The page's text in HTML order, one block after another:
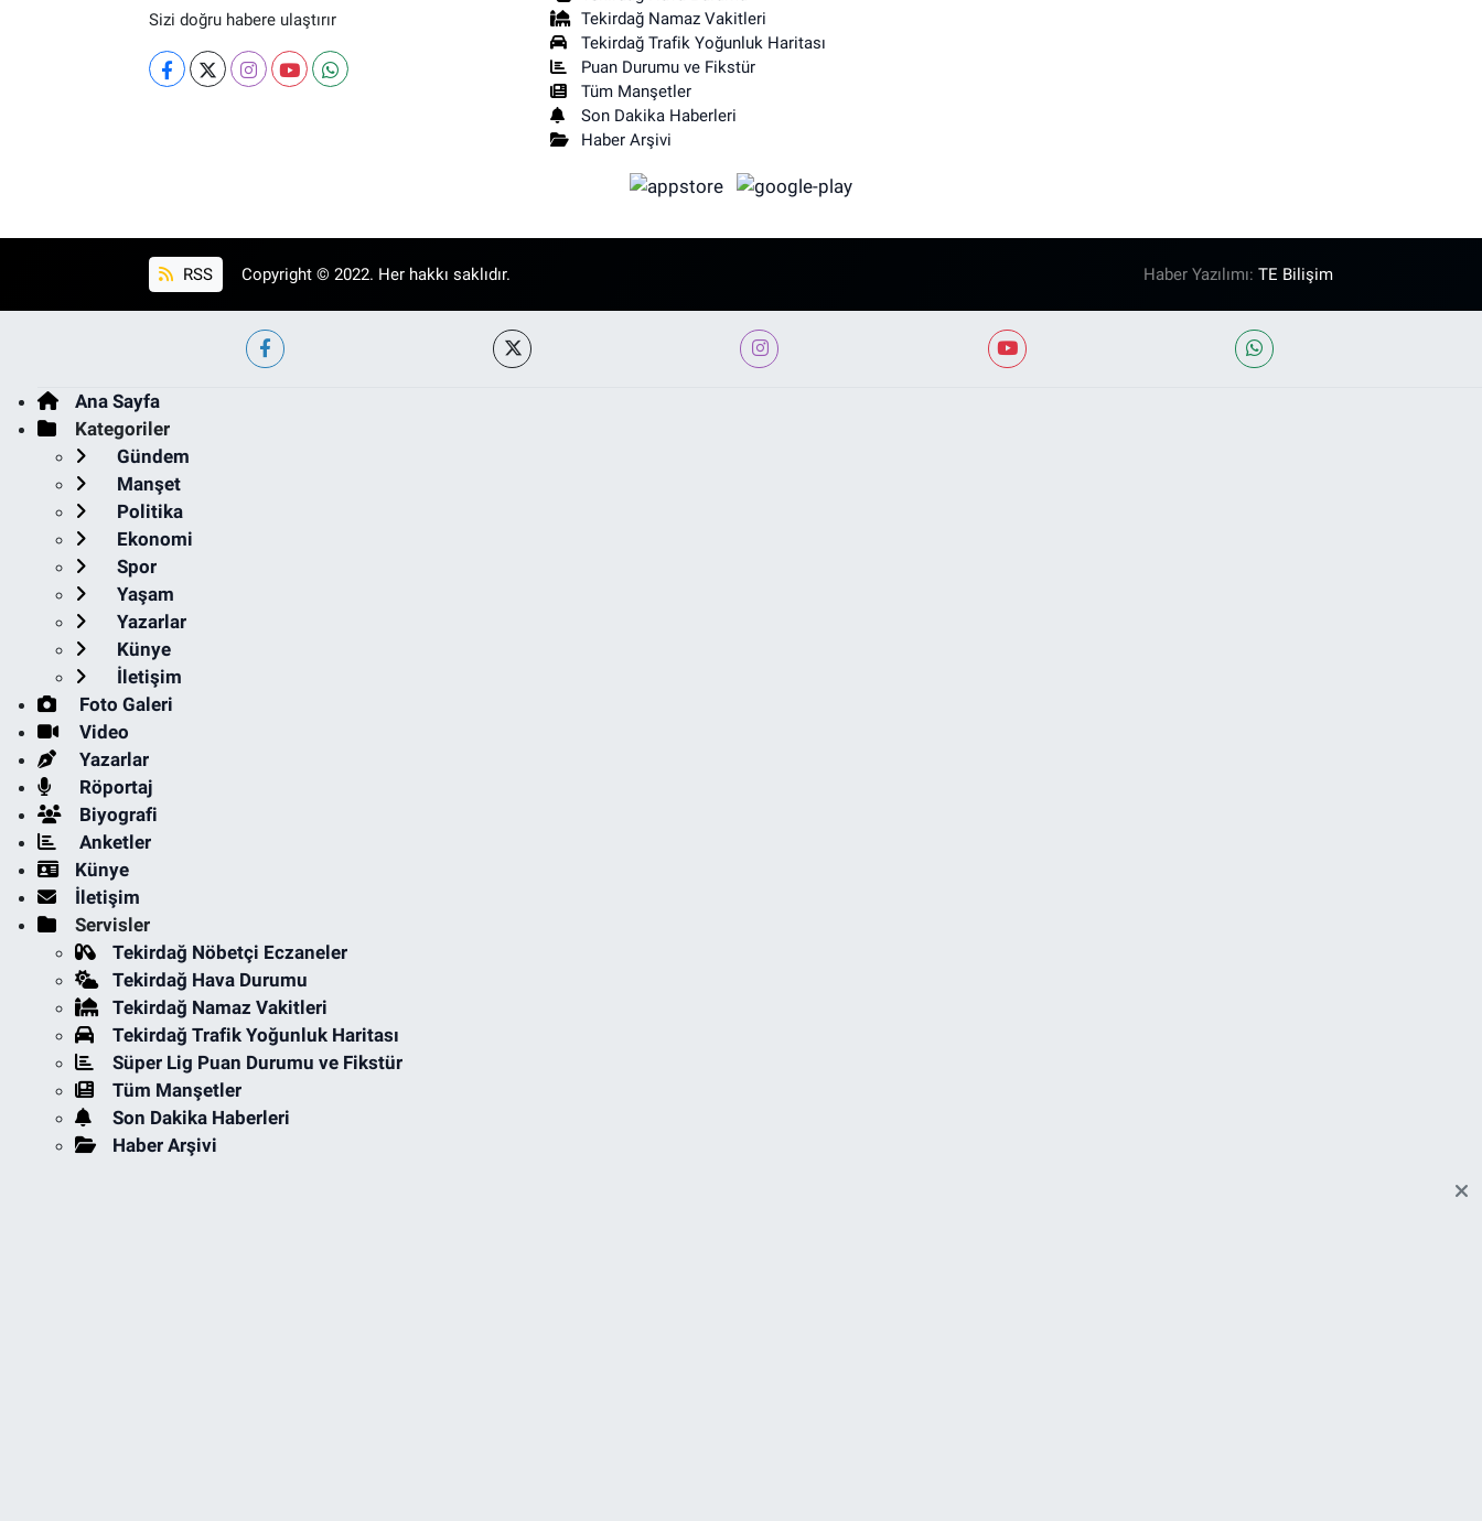
Sizi doğru habere ulaştırır
Tekirdağ Namaz Vakitleri
Tekirdağ Trafik Yoğunluk Haritası
Puan Durumu ve Fikstür
Tüm Manşetler
Son Dakika Haberleri
Haber Arşivi
RSS Copyright © 2022. Her hakkı saklıdır. Haber Yazılımı:TE Bilişim
Ana Sayfa
Kategoriler
Gündem
Manşet
Politika
Ekonomi
Spor
Yaşam
Yazarlar
Künye
İletişim
Foto Galeri
Video
Yazarlar
Röportaj
Biyografi
Anketler
Künye
İletişim
Servisler
Tekirdağ Nöbetçi Eczaneler
Tekirdağ Hava Durumu
Tekirdağ Namaz Vakitleri
Tekirdağ Trafik Yoğunluk Haritası
Süper Lig Puan Durumu ve Fikstür
Tüm Manşetler
Son Dakika Haberleri
Haber Arşivi